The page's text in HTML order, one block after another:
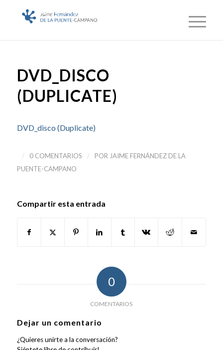
DVD_DISCO
(DUPLICATE)
DVD_disco (Duplicate)
/ 0 COMENTARIOS / POR JAIME FERNÁNDEZ DE LA
PUENTE-CAMPANO
Compartir esta entrada
0
COMENTARIOS
Dejar un comentario
¿Quieres unirte a la conversación?